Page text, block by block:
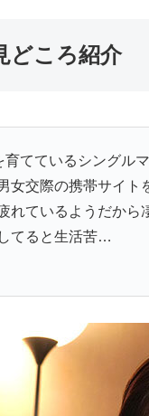
どころ紹介
てているシングル
女交際の携帯サイ
れているようだか
てると生活苦…